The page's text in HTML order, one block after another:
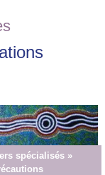
spécialisés »